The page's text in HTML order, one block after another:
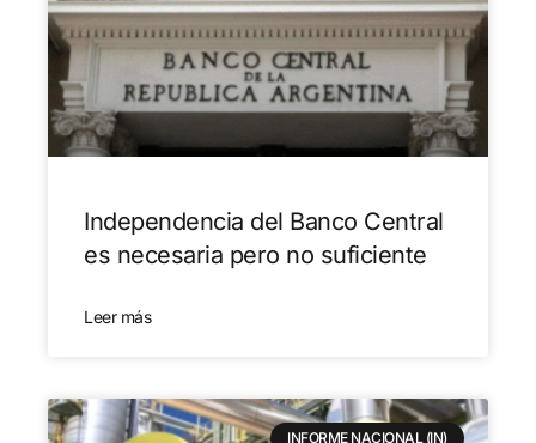
Independencia del Banco Central
es necesaria pero no suficiente
Leer más
INFORME NACIONAL (IN)